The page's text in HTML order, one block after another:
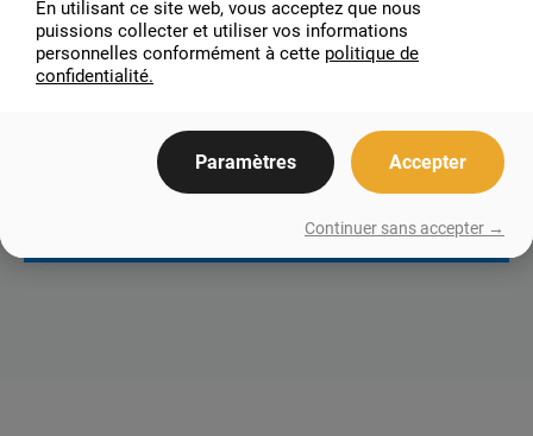
Net 30 jours à compter de la date de la facture
(pour les comptes établis)
En utilisant ce site web, vous acceptez que nous
puissions collecter et utiliser vos informations
personnelles conformément à cette politique de
confidentialité.
Paramètres Accepter
Continuer sans accepter →